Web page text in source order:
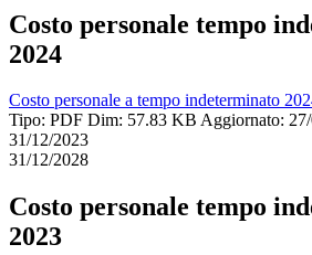
Costo personale tempo
2024
Costo personale a tempo indeterminato
Tipo: PDF Dim: 57.83 KB Aggiornato:
31/12/2023
31/12/2028
Costo personale tempo
2023